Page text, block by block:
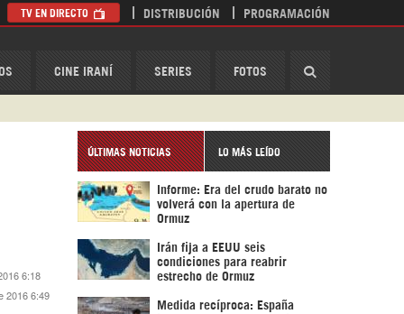
CINE IRANÍ SERIES FOTOS
TV EN DIRECTO DISTRIBUCIÓN PROGRAMACIÓN
6:18
2016 6:49
ÚLTIMAS NOTICIAS LO MÁS LEÍDO
Informe: Era del crudo barato no
volverá con la apertura de
Ormuz
Irán fija a EEUU seis
condiciones para reabrir
estrecho de Ormuz
Medida recíproca: España